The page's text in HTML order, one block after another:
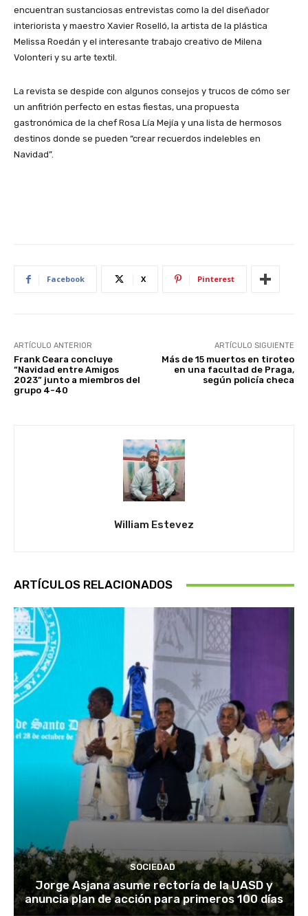
encuentran sustanciosas entrevistas como la del diseñador
interiorista y maestro Xavier Roselló, la artista de la plástica
Melissa Roedán y el interesante trabajo creativo de Milena
Volonteri y su arte textil.
La revista se despide con algunos consejos y trucos de cómo ser
un anfitrión perfecto en estas fiestas, una propuesta
gastronómica de la chef Rosa Lía Mejía y una lista de hermosos
destinos donde se pueden “crear recuerdos indelebles en
Navidad”.
Facebook X Pinterest
ARTÍCULO ANTERIOR
Frank Ceara concluye
“Navidad entre Amigos
2023” junto a miembros del
grupo 4-40
ARTÍCULO SIGUIENTE
Más de 15 muertos en tiroteo
en una facultad de Praga,
según policía checa
William Estevez
ARTÍCULOS RELACIONADOS
SOCIEDAD
Jorge Asjana asume rectoría de la UASD y
anuncia plan de acción para primeros 100 días